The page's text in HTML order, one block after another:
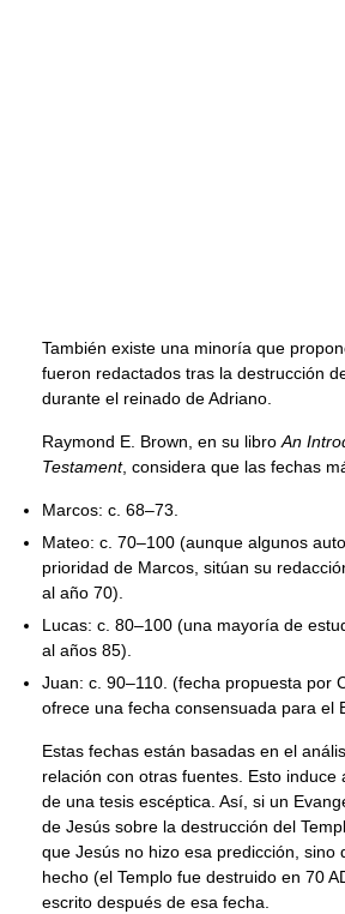
También existe una minoría que
fueron redactados tras la destrucción
durante el reinado de Adriano.
Raymond E. Brown, en su libroAn
Testament, considera que las fechas
Marcos: c. 68–73.
Mateo: c. 70–100 (aunque algunos
prioridad de Marcos, sitúan su
al año 70).
Lucas: c. 80–100 (una mayoría de
al años 85).
Juan: c. 90–110. (fecha propuesta por
ofrece una fecha consensuada para el
Estas fechas están basadas en el
relación con otras fuentes. Esto
de una tesis escéptica. Así, si un
de Jesús sobre la destrucción del
que Jesús no hizo esa predicción, sino
hecho (el Templo fue destruido en 70
escrito después de esa fecha.